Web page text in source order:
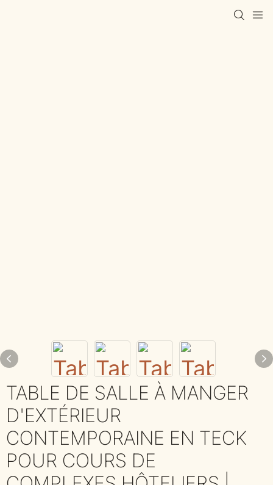
TABLE DE SALLE À MANGER
D'EXTÉRIEUR
CONTEMPORAINE EN TECK
POUR COURS DE